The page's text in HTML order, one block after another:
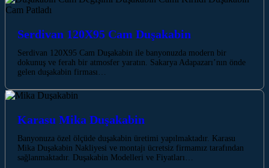
Serdivan 120X95 Cam Duşakabin
Serdivan 120X95 Cam Duşakabin ile banyonuzda modern bir
dokunuş ve ferah bir atmosfer yaratın. Sakarya Adapazarı’nın önde
gelen duşakabin firması…
Karasu Mika Duşakabin
Banyonuza özel ölçüde duşakabin üretimi yapılmaktadır. Karasu
Mika Duşakabin Nakliyesi ve montajı ücretsiz firmamız tarafından
sağlanmaktadır. Duşakabin Modelleri ve Fiyatları…